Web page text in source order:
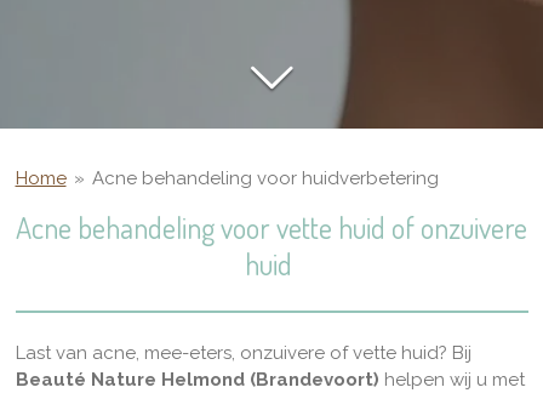
Home » Acne behandeling voor huidverbetering
Acne behandeling voor vette huid of onzuivere
huid
Last van acne, mee-eters, onzuivere of vette huid? Bij
Beauté Nature Helmond (Brandevoort) helpen wij u met